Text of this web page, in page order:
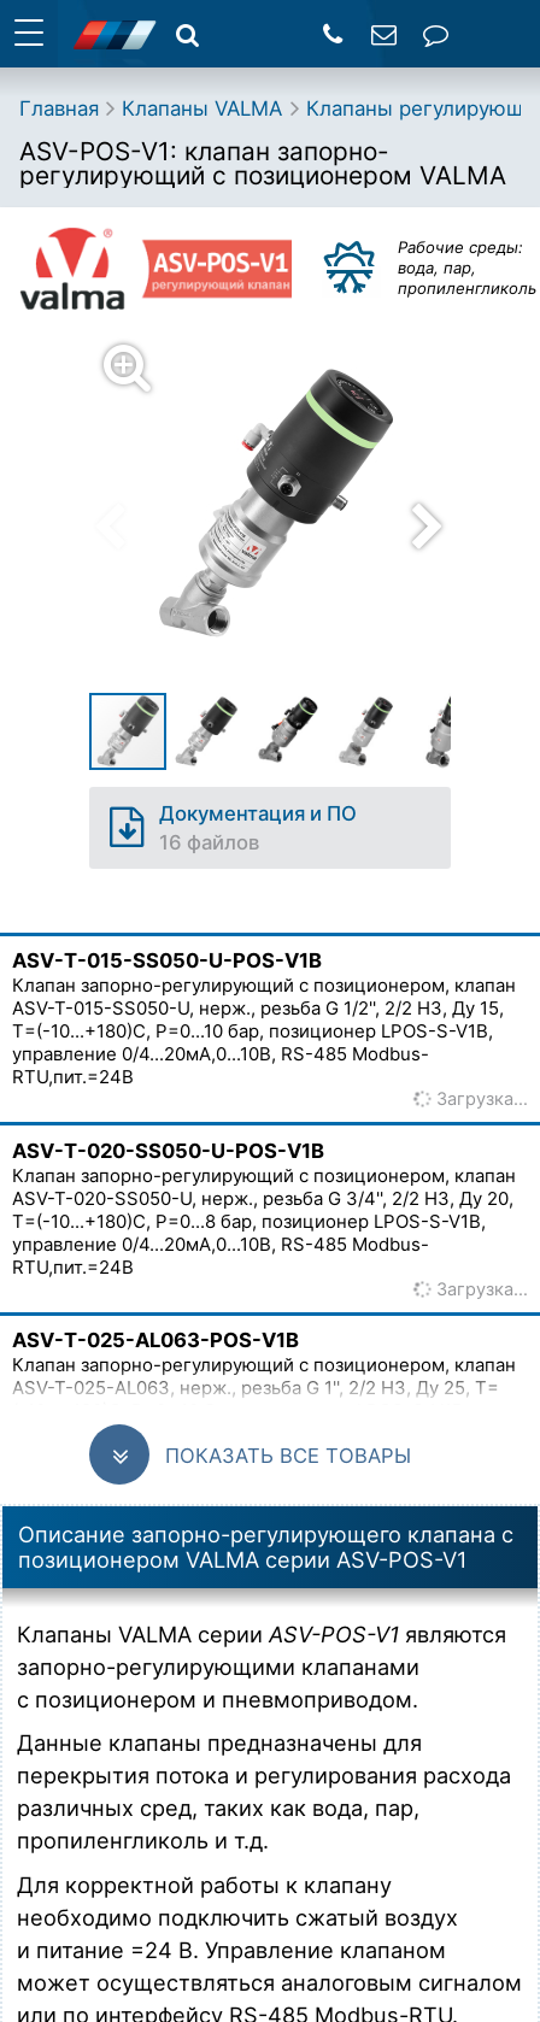
Главная Клапаны VALMA Клапаны
ASV-POS-V1: клапан запорно-
регулирующий с позиционером VALMA
Рабочие среды:
вода, пар,
пропиленгликоль
Документация и ПО
16 файлов
ASV-T-015-SS050-U-POS-V1B
Клапан запорно-регулирующий с позиционером, клапан
ASV-T-015-SS050-U, нерж., резьба G 1/2'', 2/2 НЗ, Ду 15,
T=(-10...+180)C, P=0...10 бар, позиционер LPOS-S-V1B,
управление 0/4...20мА,0...10В, RS-485 Modbus-
RTU,пит.=24В
Загрузка…
ASV-T-020-SS050-U-POS-V1B
Клапан запорно-регулирующий с позиционером, клапан
ASV-T-020-SS050-U, нерж., резьба G 3/4'', 2/2 НЗ, Ду 20,
T=(-10...+180)C, P=0...8 бар, позиционер LPOS-S-V1B,
управление 0/4...20мА,0...10В, RS-485 Modbus-
RTU,пит.=24В
Загрузка…
ASV-T-025-AL063-POS-V1B
Клапан запорно-регулирующий с позиционером, клапан
ASV-T-025-AL063, нерж., резьба G 1'', 2/2 НЗ, Ду 25, T=
управление 0/4...20мА,0...10В, RS-485 Modbus-
RTU,пит.=24В
ASV-T-032-AL063-POS-V1B
Клапан запорно-регулирующий с позиционером, клапан
ASV-T-032-AL063, нерж., резьба G 1 1/4'', 2/2 НЗ, Ду 32,
T=(-10...+180)C, P=0...10 бар, позиционер LPOS-S-V1B,
управление 0/4...20мА,0...10В, RS-485 Modbus-
RTU,пит.=24В
Клапан запорно-регулирующий с позиционером, клапан
ASV-T-040-AL080-U, нерж., резьба G 1 1/2'', 2/2 НЗ, Ду 40,
T=(-10...+180)C, P=0...8 бар, позиционер LPOS-S-V1B,
управление 0/4...20мА,0...10В, RS-485 Modbus-
RTU,пит.=24В
ASV-T-050-AL080-U-POS-V1B
Клапан запорно-регулирующий с позиционером, клапан
ASV-T-050-AL080-U, нерж., резьба G 2'', 2/2 НЗ, Ду 50, T=
(-10...+180)C, P=0...8 бар, позиционер LPOS-S-V1B,
управление 0/4...20мА,0...10В, RS-485 Modbus-
ПОКАЗАТЬ ВСЕ ТОВАРЫ
Описание запорно-регулирующего клапана с
позиционером VALMA серии ASV-POS-V1
Клапаны VALMA серии ASV-POS-V1 являются
запорно-регулирующими клапанами
с позиционером и пневмоприводом.
Данные клапаны предназначены для
перекрытия потока и регулирования расхода
различных сред, таких как вода, пар,
пропиленгликоль и т.д.
Для корректной работы к клапану
необходимо подключить сжатый воздух
и питание =24 В. Управление клапаном
может осуществляться аналоговым сигналом
или по интерфейсу RS-485 Modbus-RTU.